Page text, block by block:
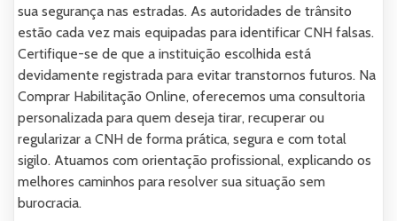
sua segurança nas estradas. As autoridades de trânsito
estão cada vez mais equipadas para identificar CNH falsas.
Certifique-se de que a instituição escolhida está
devidamente registrada para evitar transtornos futuros. Na
Comprar Habilitação Online, oferecemos uma consultoria
personalizada para quem deseja tirar, recuperar ou
regularizar a CNH de forma prática, segura e com total
sigilo. Atuamos com orientação profissional, explicando os
melhores caminhos para resolver sua situação sem
burocracia.